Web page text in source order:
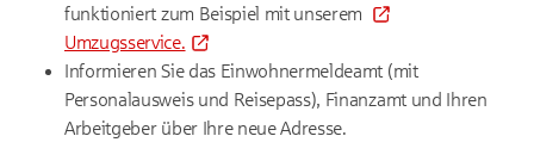
funktioniert zum Beispiel mit unserem
Umzugsservice.
Informieren Sie das Einwohnermeldeamt (mit
Personalausweis und Reisepass), Finanzamt und Ihren
Arbeitgeber über Ihre neue Adresse.